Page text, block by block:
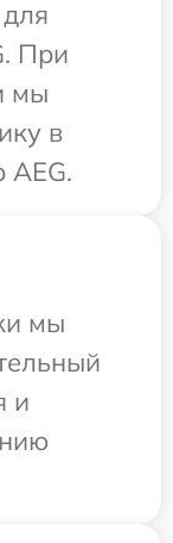
При
мы
в
AEG.
мы
и